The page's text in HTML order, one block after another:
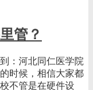
管？
：河北同仁医学院
时候，相信大家都
不管是在硬件设